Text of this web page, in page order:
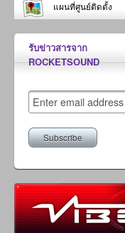
แผนที่ศูนย์ติดตั้ง
รับข่าวสารจาก
ROCKETSOUND